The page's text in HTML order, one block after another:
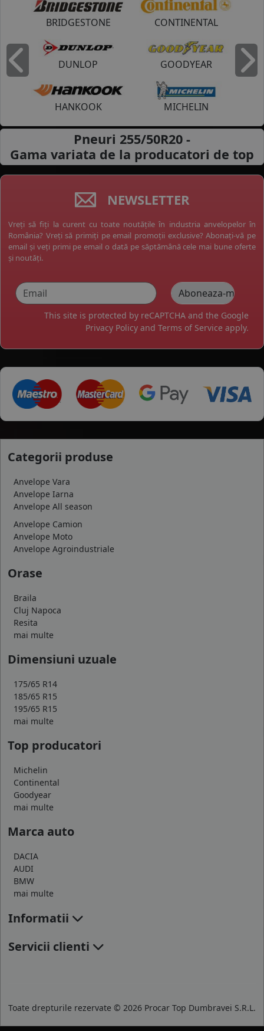
BRIDGESTONE CONTINENTAL
DUNLOP GOODYEAR
HANKOOK MICHELIN
Inapoi
Pneuri 255/50R20 -
Gama variata de la producatori de top
NEWSLETTER
Vreți să fiți la curent cu toate noutățile în industria anvelopelor în
România? Vreți să primiți pe email promoții exclusive? Abonați-vă pe
email și veți primi pe email o dată pe săptămână cele mai bune oferte
și noutăți.
This site is protected by reCAPTCHA and the Google
Privacy Policy and Terms of Service apply.
Categorii produse
Anvelope Vara
Anvelope Iarna
Anvelope All season
Anvelope Camion
Anvelope Moto
Anvelope Agroindustriale
Orase
Braila
Cluj Napoca
Resita
mai multe
Dimensiuni uzuale
175/65 R14
185/65 R15
195/65 R15
mai multe
Top producatori
Michelin
Continental
Goodyear
mai multe
Marca auto
DACIA
AUDI
BMW
mai multe
Informatii
Servicii clienti
Toate drepturile rezervate © 2026 Procar Top Dumbravei S.R.L.